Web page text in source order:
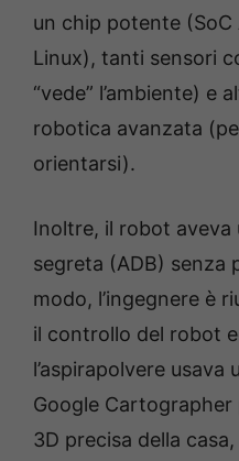
un chip potente (SoC
Linux), tanti sensori
“vede” l’ambiente) e
robotica avanzata
orientarsi).
Inoltre, il robot aveva
segreta (ADB) senza
modo, l’ingegnere è
il controllo del robot
l’aspirapolvere
Google Cartographer
3D precisa della